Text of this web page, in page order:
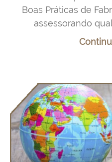
Boas Práticas de
assessorando